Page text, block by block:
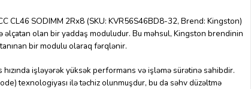
CL46 SODIMM 2Rx8 (SKU: KVR56S46BD8-32, Brend: Kingston)
olan bir yaddaş moduludur. Bu məhsul, Kingston brendinin
bir modulu olaraq fərqlənir.
işləyərək yüksək performans və işləmə sürətinə sahibdir.
texnologiyası ilə təchiz olunmuşdur, bu da səhv düzəltmə